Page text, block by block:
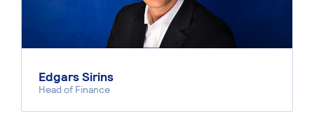
Edgars Sirins
Head of Finance